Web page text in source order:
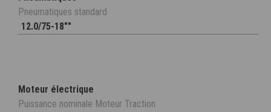
Pneumatiques standard
12.0/75-18""
Moteur électrique
Puissance nominale Moteur Traction